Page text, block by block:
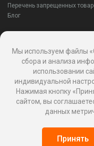
Перечень запрещенных
Блог
Заказчикам
Аккаунт
Ваши запросы
Споры
Написать поставщику
Написать в поддержку
Мы используем файлы
сбора и анализа
использовании
индивидуальной
Нажимая кнопку
сайтом, вы
данных
Принять